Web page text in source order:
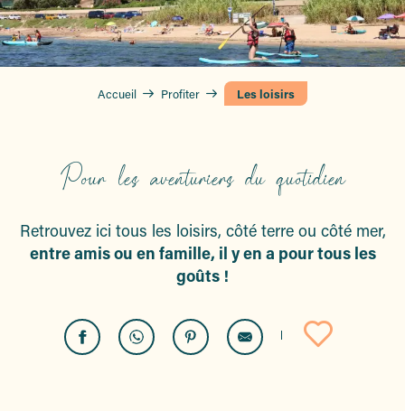
Accueil Profiter Les loisirs
Pour les aventuriers du quotidien
Retrouvez ici tous les loisirs, côté terre ou côté mer,
entre amis ou en famille, il y en a pour tous les
goûts !